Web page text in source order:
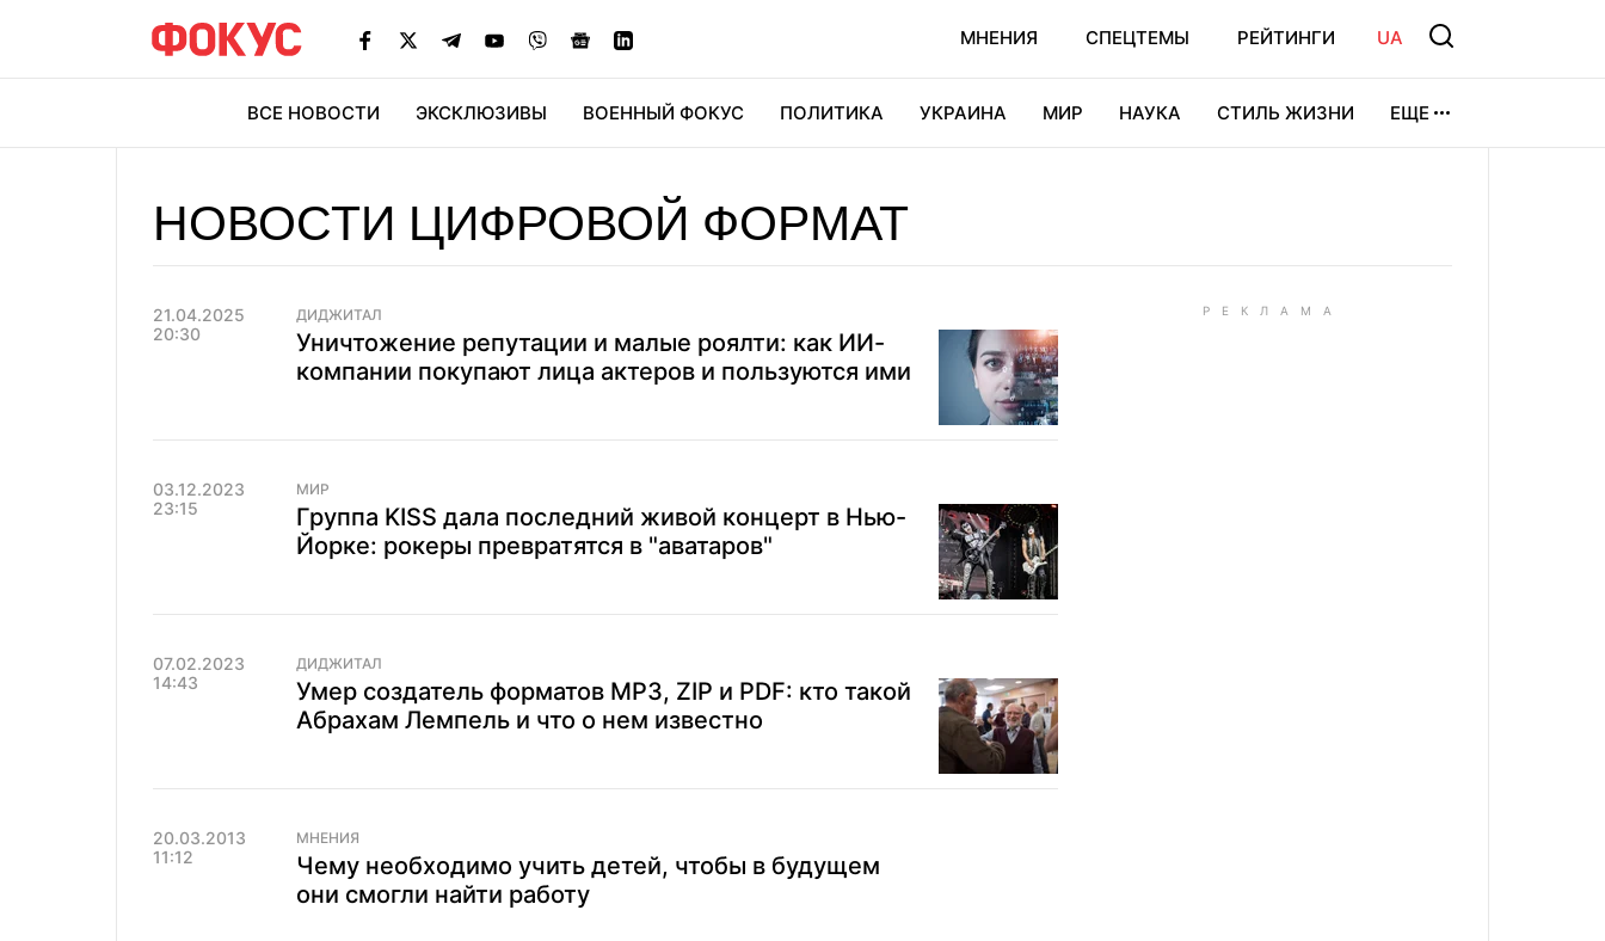
МНЕНИЯ СПЕЦТЕМЫ РЕЙТИНГИ UA
ВСЕ НОВОСТИ ЭКСКЛЮЗИВЫ ВОЕННЫЙ ФОКУС ПОЛИТИКА УКРАИНА МИР НАУКА СТИЛЬ ЖИЗНИ ЕЩЕ
НОВОСТИ ЦИФРОВОЙ ФОРМАТ
21.04.2025
20:30
ДИДЖИТАЛ
Уничтожение репутации и малые роялти: как ИИ-
компании покупают лица актеров и пользуются ими
03.12.2023
23:15
МИР
Группа KISS дала последний живой концерт в Нью-
Йорке: рокеры превратятся в "аватаров"
07.02.2023
14:43
ДИДЖИТАЛ
Умер создатель форматов MP3, ZIP и PDF: кто такой
Абрахам Лемпель и что о нем известно
20.03.2013
11:12
МНЕНИЯ
Чему необходимо учить детей, чтобы в будущем
они смогли найти работу